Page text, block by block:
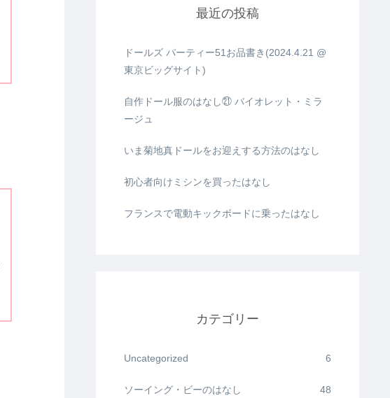
最近の投稿
ドールズ パーティー51お品書き(2024.4.21 @
東京ビッグサイト)
自作ドール服のはなし㉑ バイオレット・ミラ
ージュ
いま菊地真ドールをお迎えする方法のはなし
初心者向けミシンを買ったはなし
フランスで電動キックボードに乗ったはなし
カテゴリー
Uncategorized 6
ソーイング・ビーのはなし 48